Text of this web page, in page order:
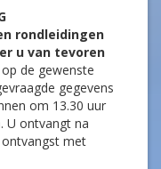
rondleidingen
u van tevoren
de gewenste
gegevens
om 13.30 uur
U ontvangt na
ontvangst met